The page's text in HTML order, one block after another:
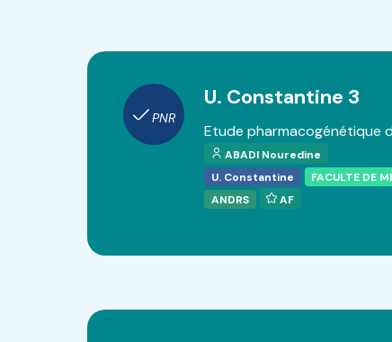
PNR
U. Constantine 3
Etude pharmacogénétique
ABADI Nouredine
U. Constantine
FACULTE DE
ANDRS
AF